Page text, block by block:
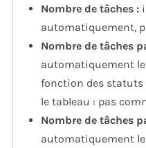
Nombre de tâches :
automatiquement,
Nombre de tâches
automatiquement
fonction des statuts
le tableau : pas
Nombre de tâches
automatiquement